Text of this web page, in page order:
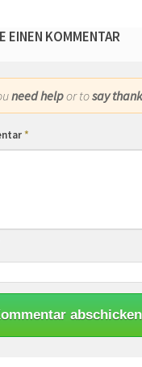
EINEN KOMMENTAR
need helpor tosay
*